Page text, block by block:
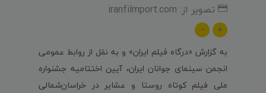
تصویر از: iranfilmport.com
+
-
به گزارش «درگاه فیلم ایران» و به نقل از روابط عمومی
انجمن سینمای جوانان ایران، آیین اختتامیه جشنواره
ملی فیلم کوتاه روستا و عشایر در خراسان‌شمالی